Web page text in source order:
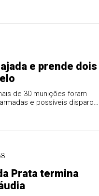
e prende dois
de 30 munições foram
e possíveis disparos
Prata termina